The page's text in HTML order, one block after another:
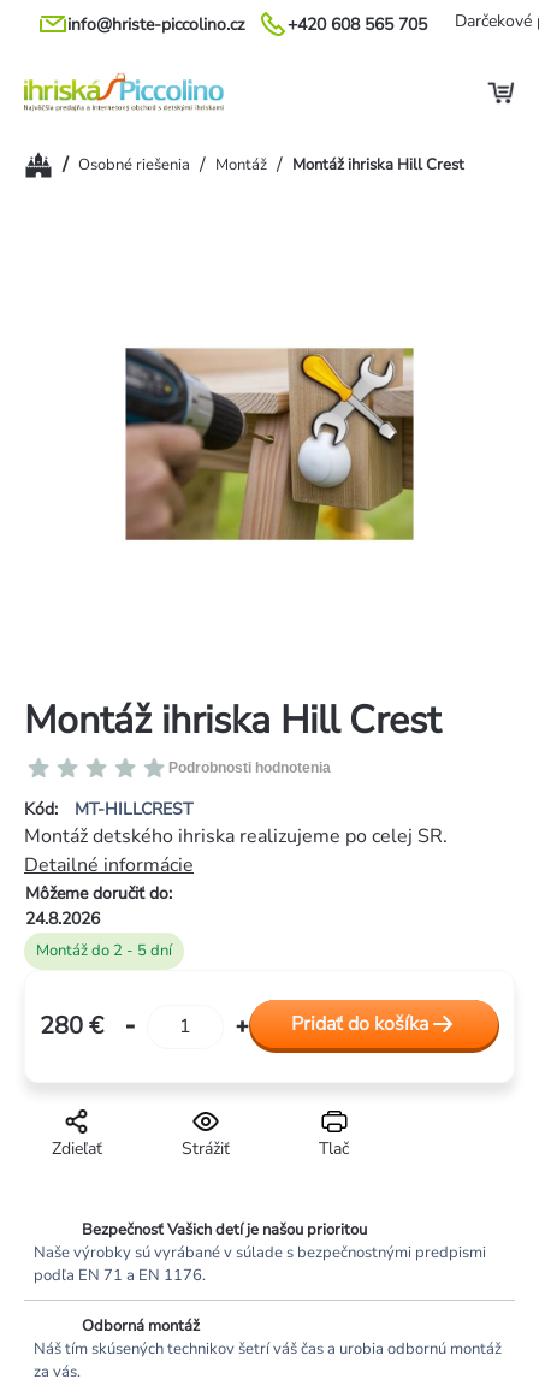
Prejsť
+420 608 565 705
info@hriste-piccolino.cz Darčekové
Domov
/ Osobné riešenia / Montáž / Montáž ihriska Hill Crest
Montáž ihriska Hill Crest
Kód: MT-HILLCREST
Priemerné
hodnotenie
produktu
je
0,0
z
5
hviezdičiek.
Podrobnosti hodnotenia
Montáž do 2 - 5 dní
Môžeme doručiť do:
24.8.2026
Montáž detského ihriska realizujeme po celej SR.
Detailné informácie
Tlač
Strážiť
Zdieľať
280 €
Jednotková
Pridať do košíka
Bezpečnosť Vašich detí je našou prioritou
Naše výrobky sú vyrábané v súlade s bezpečnostnými predpismi
podľa EN 71 a EN 1176.
Odborná montáž
Náš tím skúsených technikov šetrí váš čas a urobia odbornú montáž
za vás.